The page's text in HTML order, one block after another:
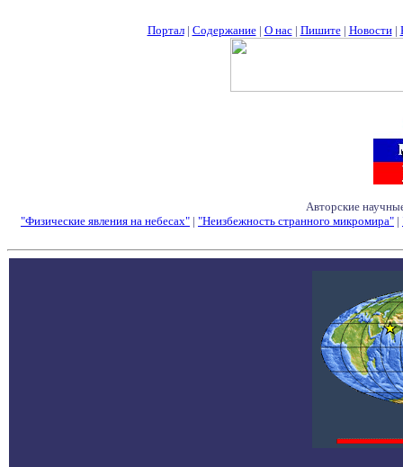
Портал| Содержание| О нас| Пишите| Новости|
Авторские
"Физические явления на небесах" | "Неизбежность странного микромира" |